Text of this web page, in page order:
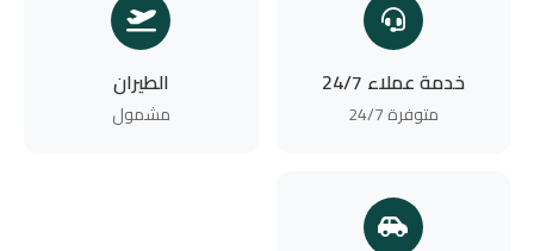
خدمة عملاء 24/7
متوفرة 24/7
الطيران
مشمول